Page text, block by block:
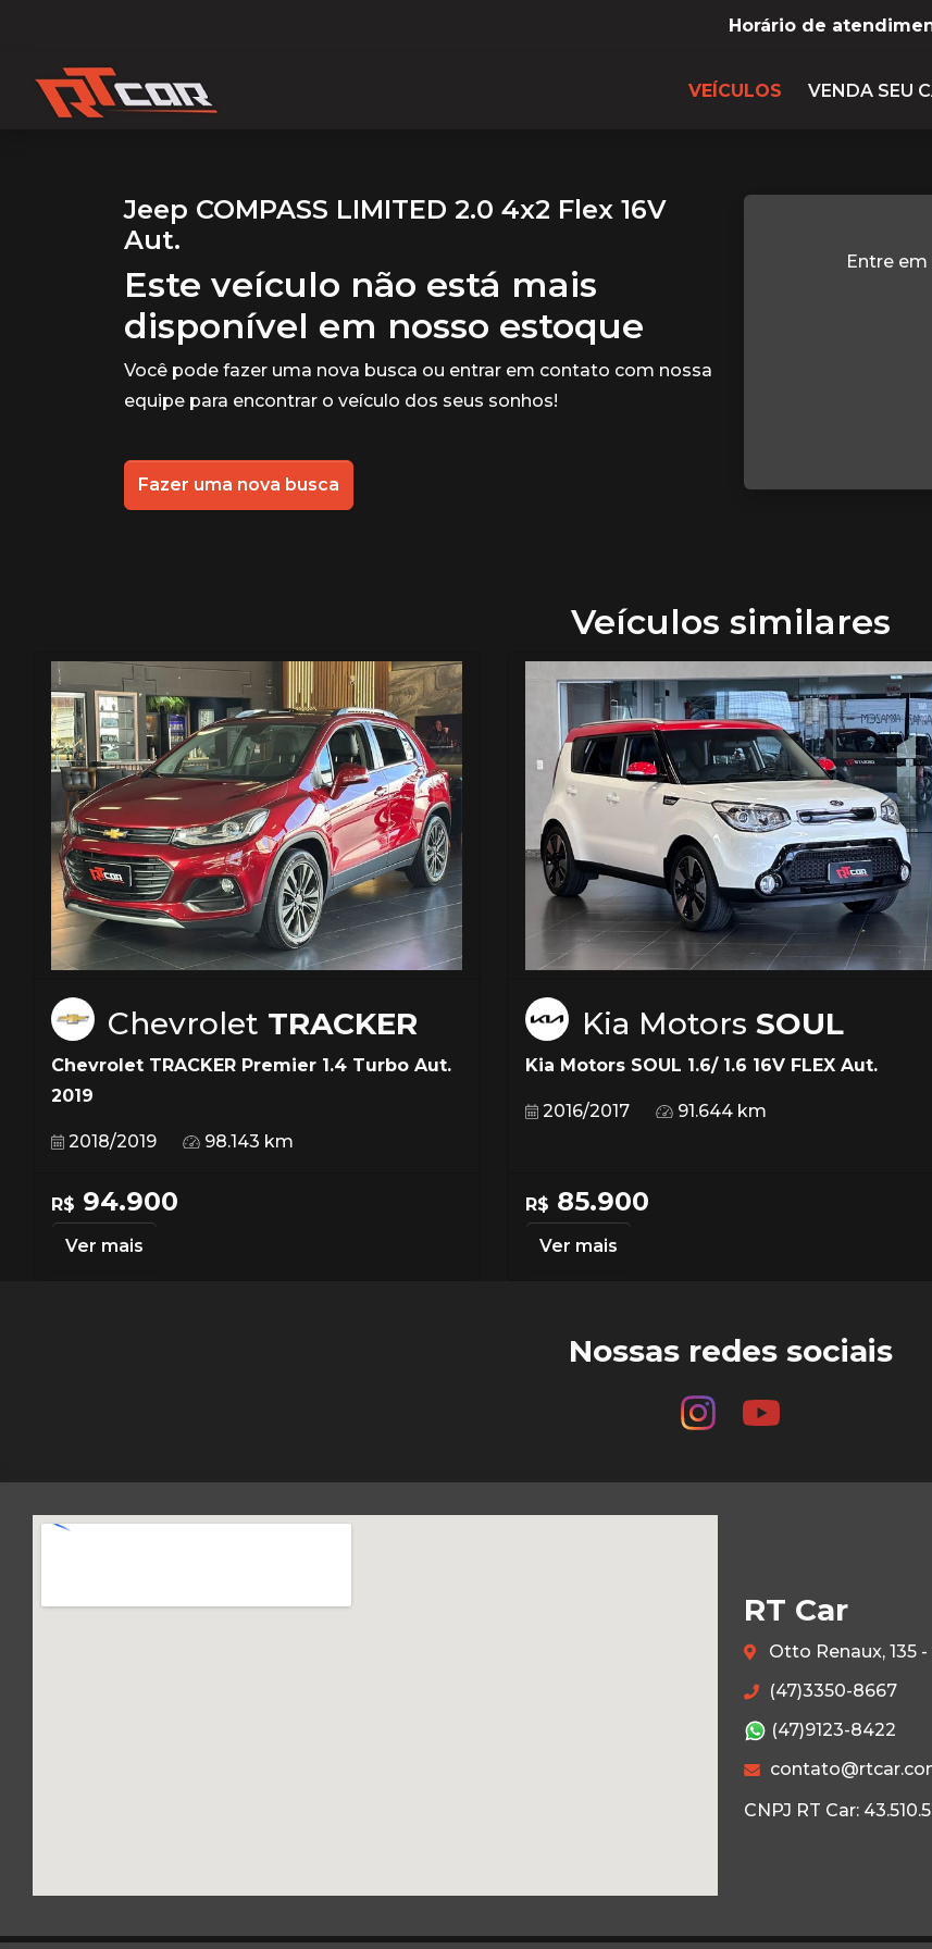
Horário de
VEÍCULOS VENDA SEU
Jeep COMPASS LIMITED 2.0 4x2 Flex 16V
Aut.
Este veículo não está mais
disponível em nosso estoque
Você pode fazer uma nova busca ou entrar em contato com nossa
equipe para encontrar o veículo dos seus sonhos!
Fazer uma nova busca
Entre
Veículos similares
Chevrolet TRACKER
Chevrolet TRACKER Premier 1.4 Turbo Aut.
2019
2018/2019 98.143 km
R$ 94.900
Ver mais
Kia Motors SOUL
Kia Motors SOUL 1.6/ 1.6 16V FLEX Aut.
2016/2017 91.644 km
R$ 85.900
Ver mais
Nossas redes sociais
RT Car
Otto Renaux, 135
(47)3350-8667
(47)9123-8422
CNPJ RT Car: